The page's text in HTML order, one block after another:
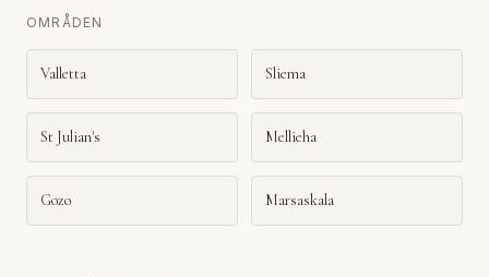
OMRÅDEN
Valletta Sliema
St Julian's Mellieha
Gozo Marsaskala